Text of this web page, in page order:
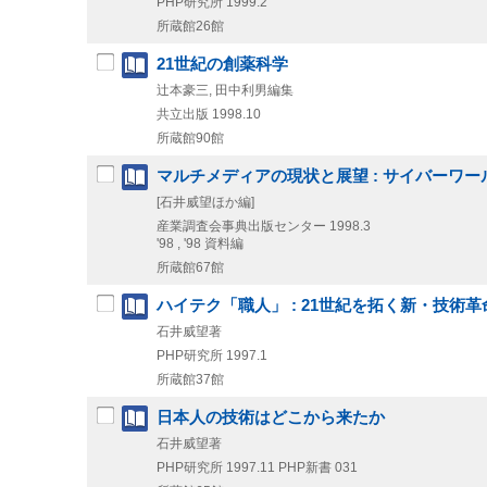
所蔵館26館
21世紀の創薬科学
辻本豪三, 田中利男編集
共立出版 1998.10
所蔵館90館
マルチメディアの現状と展望 : サイバーワー
[石井威望ほか編]
産業調査会事典出版センター 1998.3
'98 , '98 資料編
所蔵館67館
ハイテク「職人」 : 21世紀を拓く新・技術革
石井威望著
PHP研究所 1997.1
所蔵館37館
日本人の技術はどこから来たか
石井威望著
PHP研究所 1997.11 PHP新書 031